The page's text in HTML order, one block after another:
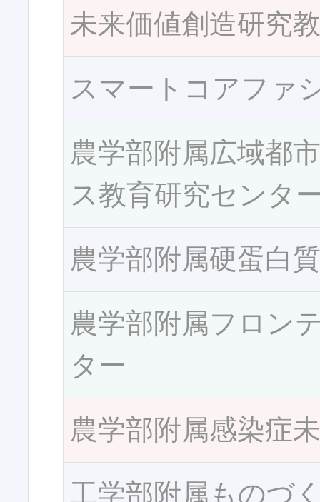
未来価値創造研究
スマートコアファ
農学部附属広域都
ス教育研究センタ
農学部附属硬蛋白
農学部附属フロン
ター
農学部附属感染症
工学部附属ものづ